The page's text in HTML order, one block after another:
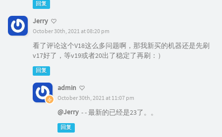
回复
Jerry
October 30th, 2021 at 08:20 pm
看了评论这个V18这么多问题啊，那我新买的机器还是先刷
v17好了，等v19或者20出了稳定了再刷：）
回复
admin
October 30th, 2021 at 11:07 pm
@Jerry - - 最新的已经是23了。。
回复